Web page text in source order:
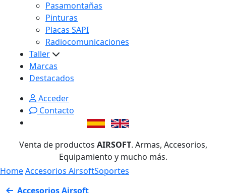
Pasamontañas
Pinturas
Placas SAPI
Radiocomunicaciones
Taller
Marcas
Destacados
Acceder
Contacto
Venta de productos AIRSOFT. Armas, Accesorios,
Equipamiento y mucho más.
HomeAccesorios AirsoftSoportes
Accesorios Airsoft